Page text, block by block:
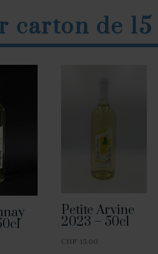
carton de
Petite Arvine
2023 – 50cl
CHF 15.00